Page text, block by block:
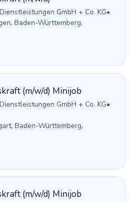
GmbH + Co. KG•
Baden-Württemberg,
(m/w/d) Minijob
GmbH + Co. KG•
Baden-Württemberg,
(m/w/d) Minijob